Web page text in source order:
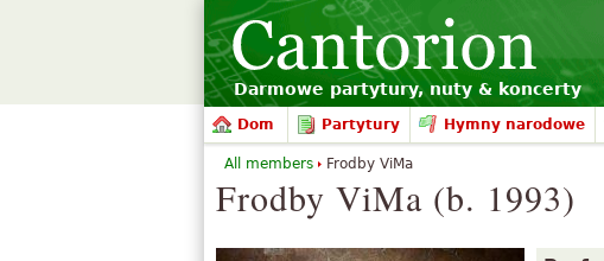
Darmowe partytury, nuty & koncerty
Dom Partytury Hymny narodowe
Frodby ViMa (b. 1993)
All members Frodby ViMa